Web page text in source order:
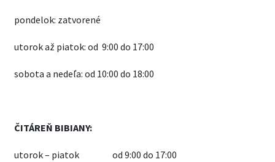
pondelok: zatvorené
utorok až piatok: od 9:00 do 17:00
sobota a nedeľa: od 10:00 do 18:00
ČITÁREŇ BIBIANY:
utorok – piatok od 9:00 do 17:00